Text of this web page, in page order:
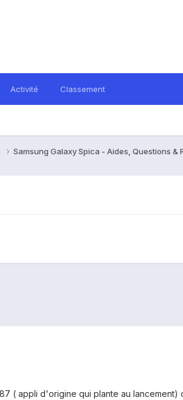
Activité Classement
Samsung Galaxy Spica - Aides, Questions &
( appli d'origine qui plante au